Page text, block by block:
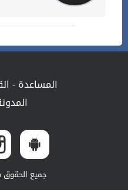
المساعدة-
جميع الحقوق